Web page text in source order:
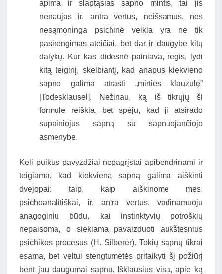
apima ir slaptąsias sapno mintis, tai jis
nenaujas ir, antra vertus, neišsamus, nes
nesąmoninga psichinė veikla yra ne tik
pasirengimas ateičiai, bet dar ir daugybė kitų
dalykų. Kur kas didesnė painiava, regis, lydi
kitą teiginį, skelbiantį, kad anapus kiekvieno
sapno galima atrasti „mirties klauzulę”
[Todesklausel]. Nežinau, ką iš tikrųjų ši
formulė reiškia, bet spėju, kad ji atsirado
supainiojus sapną su sapnuojančiojo
asmenybe.
Keli puikūs pavyzdžiai nepagrįstai apibendrinami ir
teigiama, kad kiekvieną sapną galima aiškinti
dvejopai: taip, kaip aiškinome mes,
psichoanalitiškai, ir, antra vertus, vadinamuoju
anagoginiu būdu, kai instinktyvių potroškių
nepaisoma, o siekiama pavaizduoti aukštesnius
psichikos procesus (H. Silberer). Tokių sapnų tikrai
esama, bet veltui stengtumėtės pritaikyti šį požiūrį
bent jau daugumai sapnų. Išklausius visa, apie ką